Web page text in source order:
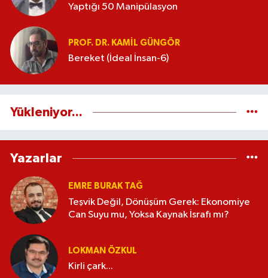
Yaptığı 50 Manipülasyon
PROF. DR. KAMIL GÜNGÖR
Bereket (İdeal İnsan-6)
Yükleniyor...
Yazarlar
EMRE BURAK TAĞ
Teşvik Değil, Dönüşüm Gerek: Ekonomiye
Can Suyu mu, Yoksa Kaynak İsrafı mı?
LOKMAN ÖZKUL
Kirli çark...